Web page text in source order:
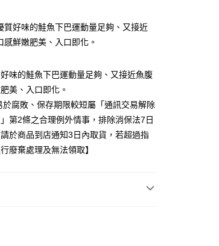
質好味的鮭魚下巴運動量足夠、又接近
鮮嫩肥美、入口即化。
味的鮭魚下巴運動量足夠、又接近魚腹
美、入口即化。
於腐敗、保存期限較短屬「通訊交易解除
第2條之合理例外情事，排除消保法7日
於商品到店通知3日內取貨，若超過指
廢棄處理及無法領取】